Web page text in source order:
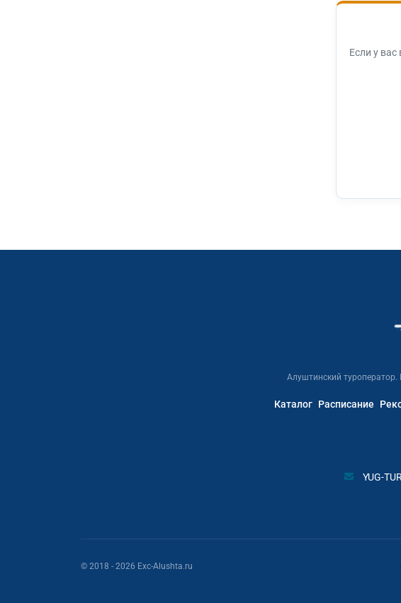
Если у
Алуштинский
Каталог Расписание
YUG-
© 2018 - 2026 Exc-Alushta.ru